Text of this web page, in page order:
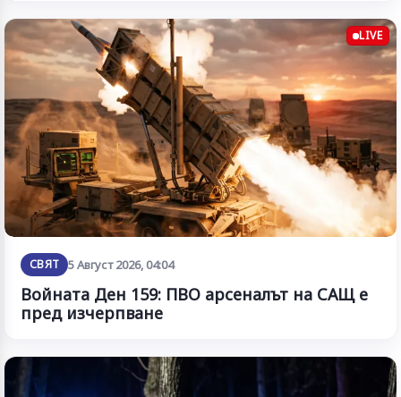
LIVE
СВЯТ 5 Август 2026, 04:04
Войната Ден 159: ПВО арсеналът на САЩ е
пред изчерпване